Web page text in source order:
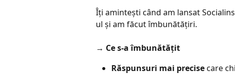
Îți amintești când am lansat
ul și am făcut îmbunătățiri.
→ Ce s-a îmbunătățit
Răspunsuri mai precise care